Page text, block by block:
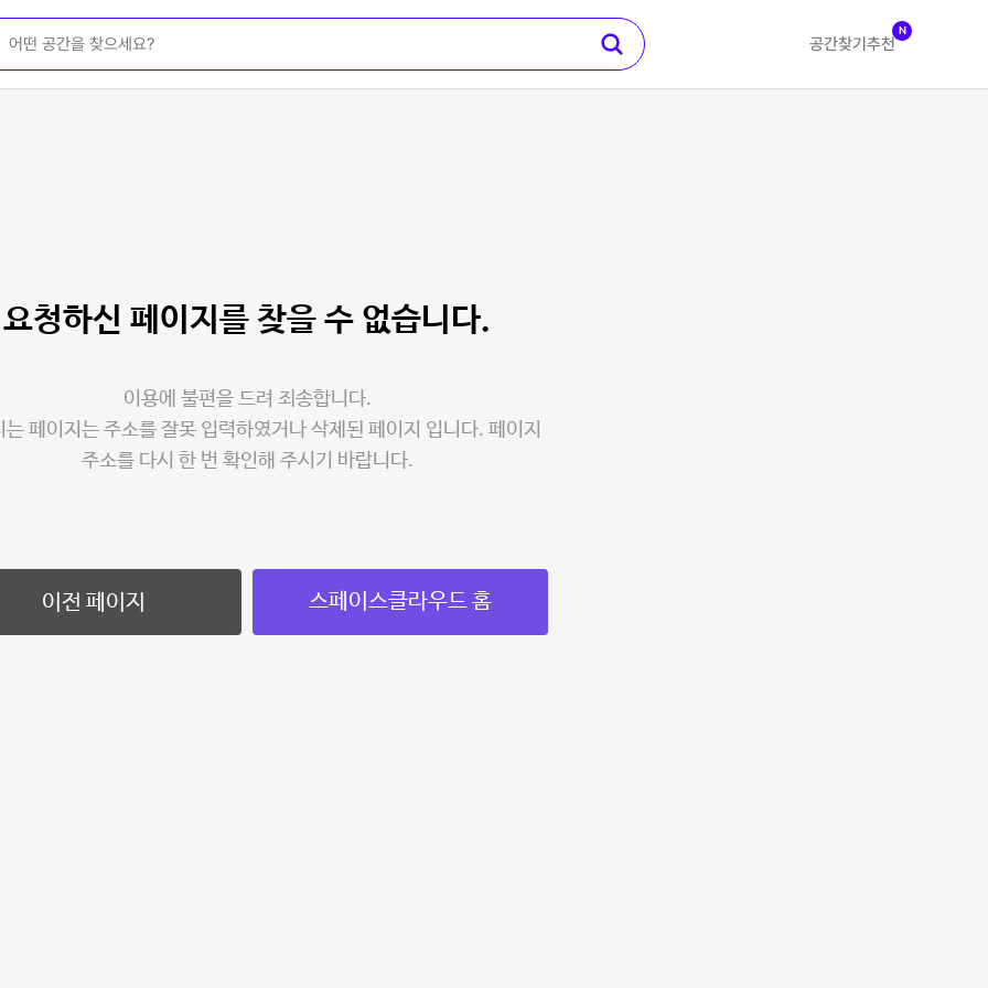
공간찾기 추천
N
요청하신 페이지를 찾을 수 없습니다.
이용에 불편을 드려 죄송합니다.
는 페이지는 주소를 잘못 입력하였거나 삭제된 페이지 입니다. 페이지
주소를 다시 한 번 확인해 주시기 바랍니다.
이전 페이지 스페이스클라우드 홈